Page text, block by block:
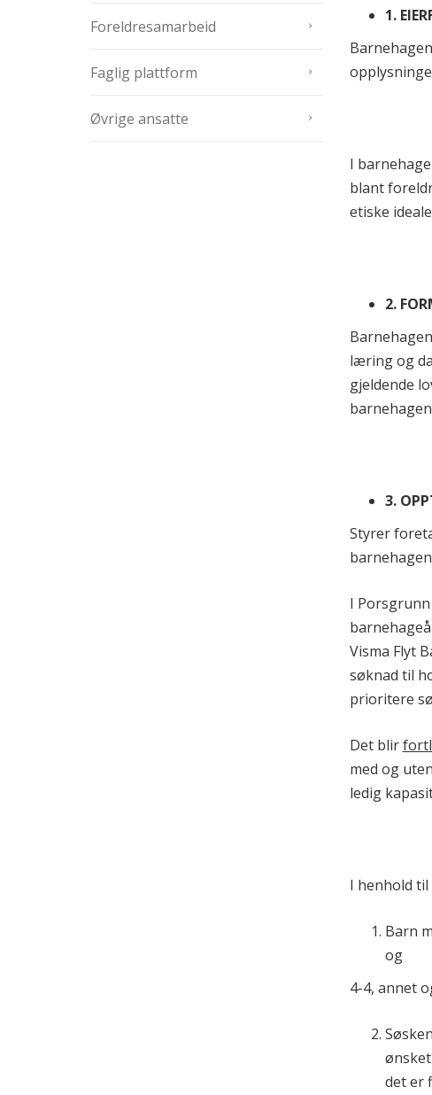
1.
I
blant
etiske
2.
læring og
gjeldende
3.
Styrer
I
Visma Flyt
søknad til
prioritere
Det blir
med og
ledig
I henhold
Barn
og
4-4, annet
det er
Foreldresamarbeid
Faglig plattform
Øvrige ansatte